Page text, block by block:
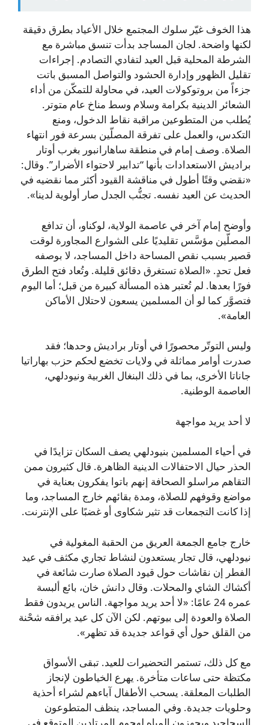
هذا الخوف غيّر سلوك المجتمع خلال الأعياد بطرق دقيقة
لكنها واضحة. لجان المساجد بدأت تنسق مباشرة مع
الشرطة المحلية قبل العيد لتفادي التصادم. إجراءات
تقليل الظهور وإدارة الحشود والتواصل المسبق باتت
جزءاً من بروتوكولات العيد، في محاولة للتمكّن من أداء
الشعائر الدينية بكرامة وسلام وسط مناخ عام متوتر.
يُطلب من المتطوعين مراقبة نقاط الدخول، ومنع
التكدس، والعمل على تفرقة المصلّين بسرعة فور انتهاء
الصلاة. وصف إمام في منطقة ساهارانبور بغرب أوتار
براديش الاستعدادات بأنها “تدابير لاحتواء الأضرار”. وقال:
«نقضي وقتًا أطول في مناقشة القيود أكثر مما نقضيه في
الحديث عن العيد نفسه. تجنُّب الجدل صار أولوية لدينا».
وأوضح إمام آخر في عاصمة الولاية، لوكناو، أن تدافع
المصلّين مؤسَّس تقليديًا على الشوارع المجاورة لوقت
قصير بسبب نقص المساحة داخل المساجد، لا بوصفه
فعل تحدٍ. «الصلاة تستغرق دقائق قليلة. وتُعاد فتح الطرق
فورًا بعدها. لم تُعتبر هذه المسألة كبيرة من قبل؛ أما اليوم
فتصوَّر كما لو أن المسلمين يسعون لاحتلال الأماكن
العامة».
وليس التوتّر محصورًا في أوتار براديش وحدها؛ فقد
صدرت أوامر مماثلة في ولايات تخضع لحكم حزب بهاراتيا
جاناتا الأخرى، بما في ذلك البنغال الغربية ونيودلهي،
العاصمة الوطنية.
لا أحد يريد مواجهة
في أحياء المسلمين بنيودلهي يصف السكان تزايدًا في
الحذر حيال الاحتفالات الدينية الظاهرة. قال كثيرون ممن
التقاهم مراسلو الصحافة إنهم باتوا يفكرون بعناية في
مواضع وقوفهم للصلاة، ومدة بقائهم خارج المساجد، وما
إذا كانت التجمعات قد تثير شكاوى أو غضبًا على الإنترنت.
خارج جامع الجمعة العريق من الحقبة المغولية في
نيودلهي، قال تجار يستعدون لنشاط تجاري مكثف في عيد
الفطر إن نقاشات حول قيود الصلاة صارت شائعة في
أكشاك الشاي والمحلات. وقال دانش خان، بائع ألبسة
عمره 24 عامًا: «لا أحد يريد مواجهة. الناس يريدون فقط
الصلاة والعودة إلى بيوتهم. لكن الآن كل عيد يرافقه شحْنة
من القلق حول أي قواعد جديدة قد تظهر».
مع كل ذلك، تستمر التحضيرات للعيد. تبقى الأسواق
مكتظة حتى ساعات متأخرة. يهرع الخياطون لإنجاز
الطلبات المعلقة. يسحب الأطفال آباءهم لشراء أحذية
وحلويات جديدة. وفي المساجد، ينظف المتطوعون